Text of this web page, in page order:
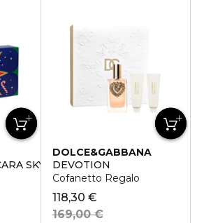
SKY HIGH CLASSIC
DOLCE&GABBANA
DEVOTION
Cofanetto Regalo
118,30 €
169,00 €